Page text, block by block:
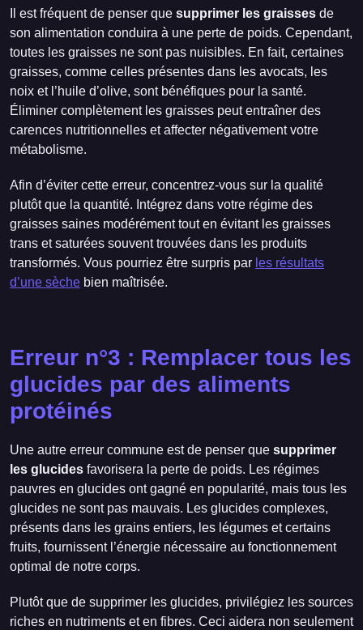
Il est fréquent de penser que supprimer les graisses de
son alimentation conduira à une perte de poids. Cependant,
toutes les graisses ne sont pas nuisibles. En fait, certaines
graisses, comme celles présentes dans les avocats, les
noix et l’huile d’olive, sont bénéfiques pour la santé.
Éliminer complètement les graisses peut entraîner des
carences nutritionnelles et affecter négativement votre
métabolisme.
Afin d’éviter cette erreur, concentrez-vous sur la qualité
plutôt que la quantité. Intégrez dans votre régime des
graisses saines modérément tout en évitant les graisses
trans et saturées souvent trouvées dans les produits
transformés. Vous pourriez être surpris par les résultats
d’une sèche bien maîtrisée.
Erreur n°3 : Remplacer tous les
glucides par des aliments
protéinés
Une autre erreur commune est de penser que supprimer
les glucides favorisera la perte de poids. Les régimes
pauvres en glucides ont gagné en popularité, mais tous les
glucides ne sont pas mauvais. Les glucides complexes,
présents dans les grains entiers, les légumes et certains
fruits, fournissent l’énergie nécessaire au fonctionnement
optimal de notre corps.
Plutôt que de supprimer les glucides, privilégiez les sources
riches en nutriments et en fibres. Ceci aidera non seulement